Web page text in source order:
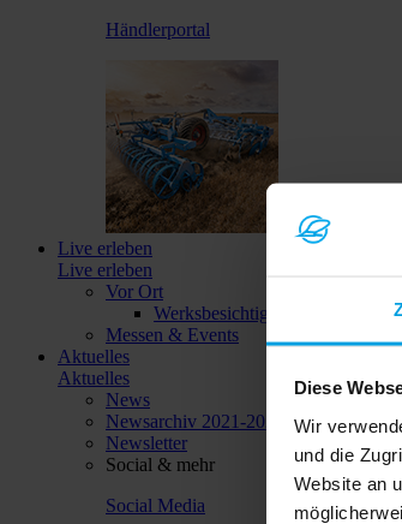
Diese
Wir
und die
Website an
Händlerportal
Live erleben
Live erleben
Vor Ort
Werksbesichtigungen
Messen & Events
Aktuelles
Aktuelles
News
Newsarchiv 2021-2023
Newsletter
Social & mehr
Social Media